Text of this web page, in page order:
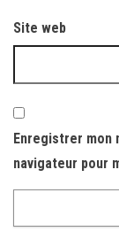
Site web
Enregistrer mon
navigateur pour